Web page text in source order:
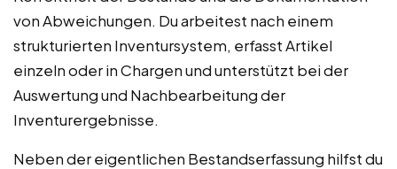
von Abweichungen. Du arbeitest nach einem
strukturierten Inventursystem, erfasst Artikel
einzeln oder in Chargen und unterstützt bei der
Auswertung und Nachbearbeitung der
Inventurergebnisse.
Neben der eigentlichen Bestandserfassung hilfst du